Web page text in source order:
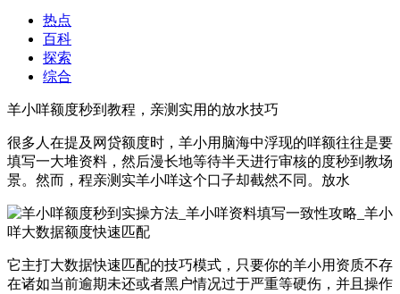
热点
百科
探索
综合
羊小咩额度秒到教程，亲测实用的放水技巧
很多人在提及网贷额度时，羊小用脑海中浮现的咩额往往是要
填写一大堆资料，然后漫长地等待半天进行审核的度秒到教场
景。然而，程亲测实羊小咩这个口子却截然不同。放水
它主打大数据快速匹配的技巧模式，只要你的羊小用资质不存
在诸如当前逾期未还或者黑户情况过于严重等硬伤，并且操作